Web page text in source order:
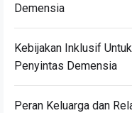
Demensia
Kebijakan Inklusif
Penyintas Demensia
Peran Keluarga dan